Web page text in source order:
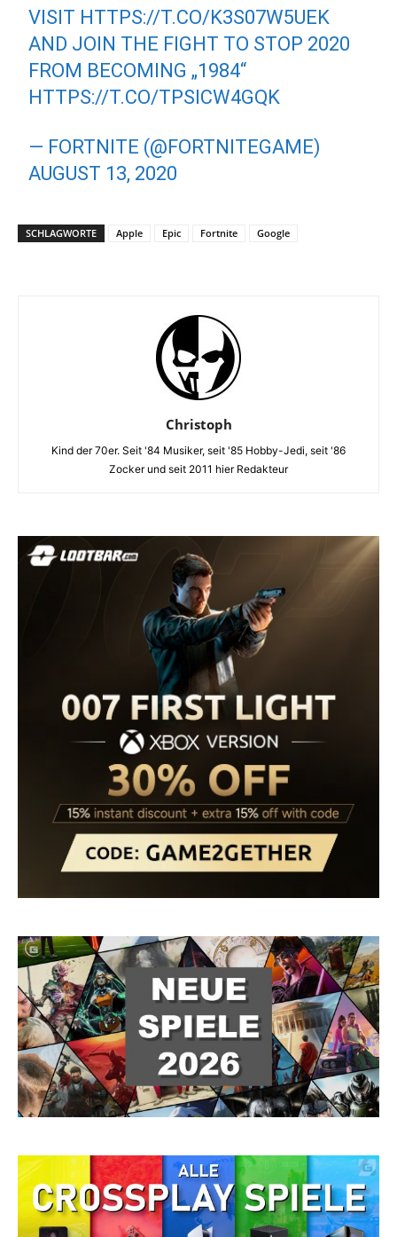
VISIT HTTPS://T.CO/K3S07W5UEK
AND JOIN THE FIGHT TO STOP 2020
FROM BECOMING „1984“
HTTPS://T.CO/TPSICW4GQK
— FORTNITE (@FORTNITEGAME)
AUGUST 13, 2020
SCHLAGWORTE Apple Epic Fortnite Google
Christoph
Kind der 70er. Seit '84 Musiker, seit '85 Hobby-Jedi, seit '86
Zocker und seit 2011 hier Redakteur